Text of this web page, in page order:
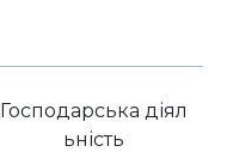
Господарська діял
ьність